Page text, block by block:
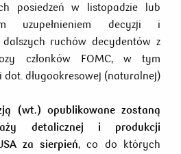
posiedzeń w listopadzie lub
uzupełnieniem decyzji i
ruchów decydentów z
członków FOMC, w tym
dot. długookresowej (naturalnej)
(wt.) opublikowane zostaną
detalicznej i produkcji
za sierpień, co do których